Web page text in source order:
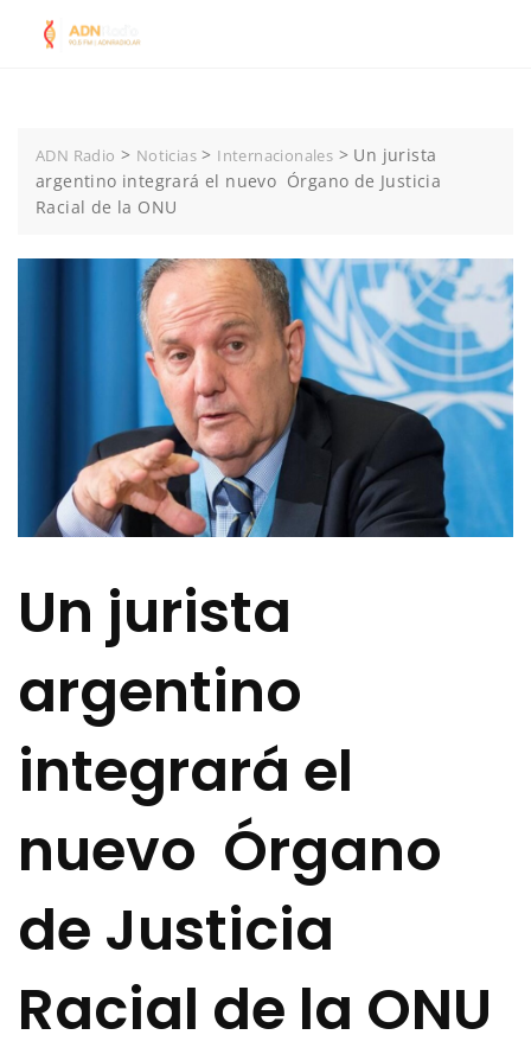
ADN Radio > Noticias > Internacionales > Un jurista
argentino integrará el nuevo Órgano de Justicia
Racial de la ONU
Un jurista
argentino
integrará el
nuevo Órgano
de Justicia
Racial de la ONU